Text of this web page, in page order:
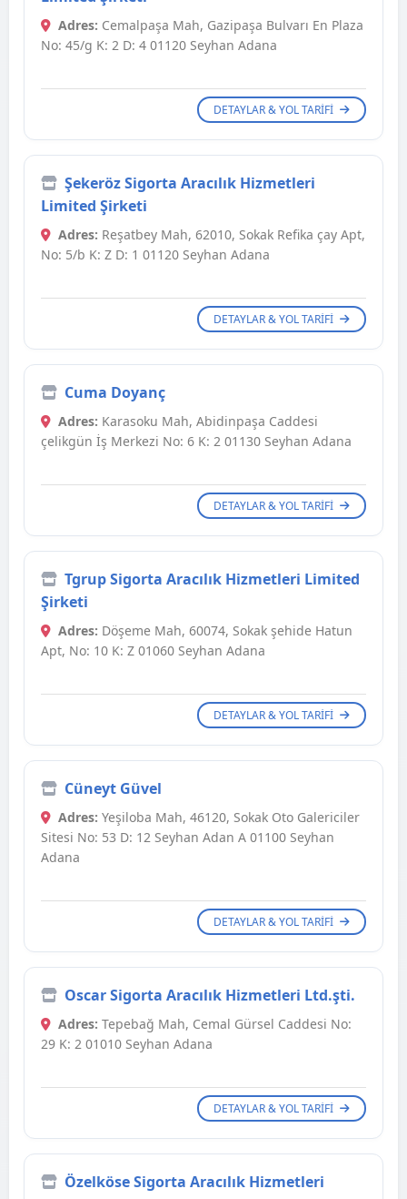
Adres: Cemalpaşa Mah, Gazipaşa Bulvarı En Plaza
No: 45/g K: 2 D: 4 01120 Seyhan Adana
DETAYLAR & YOL TARIFI
Şekeröz Sigorta Aracılık Hizmetleri
Limited Şirketi
Adres: Reşatbey Mah, 62010, Sokak Refika çay Apt,
No: 5/b K: Z D: 1 01120 Seyhan Adana
DETAYLAR & YOL TARIFI
Cuma Doyanç
Adres: Karasoku Mah, Abidinpaşa Caddesi
çelikgün İş Merkezi No: 6 K: 2 01130 Seyhan Adana
DETAYLAR & YOL TARIFI
Tgrup Sigorta Aracılık Hizmetleri Limited
Şirketi
Adres: Döşeme Mah, 60074, Sokak şehide Hatun
Apt, No: 10 K: Z 01060 Seyhan Adana
DETAYLAR & YOL TARIFI
Cüneyt Güvel
Adres: Yeşiloba Mah, 46120, Sokak Oto Galericiler
Sitesi No: 53 D: 12 Seyhan Adan A 01100 Seyhan
Adana
DETAYLAR & YOL TARIFI
Oscar Sigorta Aracılık Hizmetleri Ltd.şti.
Adres: Tepebağ Mah, Cemal Gürsel Caddesi No:
29 K: 2 01010 Seyhan Adana
DETAYLAR & YOL TARIFI
Özelköse Sigorta Aracılık Hizmetleri